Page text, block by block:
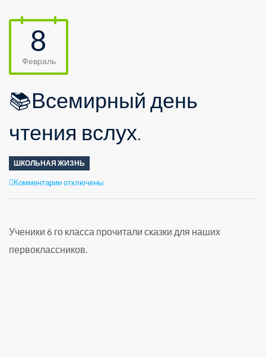
8
Февраль
📚Всемирный день
чтения вслух.
ШКОЛЬНАЯ ЖИЗНЬ
Комментариик
день
вслух.
отключены
Ученики 6 го класса прочитали сказки для наших
первоклассников.